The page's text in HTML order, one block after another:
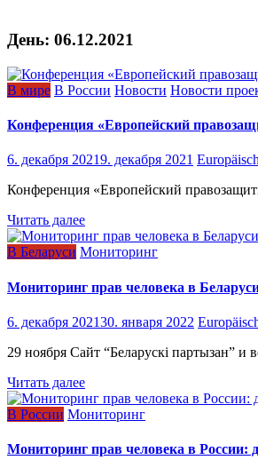
День: 06.12.2021
В мире В России Новости Новости
Конференция «Европейский
6. декабря 20219. декабря 2021
Конференция «Европейский
Читать далее
В Беларуси Мониторинг
Мониторинг прав человека в
6. декабря 202130. января 2022
29 ноября Сайт “Беларускі партызан”
Читать далее
В России Мониторинг
Мониторинг прав человека в России: